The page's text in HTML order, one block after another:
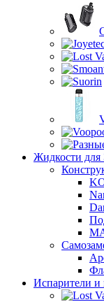
Жидкости
Испарители и